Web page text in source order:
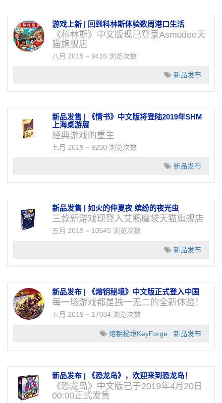
游戏上新 | 回到科林斯体验数周港口生活
《科林斯》中文版现已登录Asmodee天
猫旗舰店
八月 2019 9416 浏览次数
新品发布
新品发售 | 《情书》中文版将登陆2019年SHM
上海桌游展
经典游戏的重生
七月 2019 9200 浏览次数
新品发布
新品发售 | 如火的仲夏夜 缤纷的夜光虫
三款新游戏现登入艾赐魔袋天猫旗舰店
五月 2019 10545 浏览次数
新品发布
新品发布 | 《熔钥秘境》中文版正式登入中国
每一场游戏都是独一无二的全新体验！
五月 2019 17034 浏览次数
熔钥秘境KeyForge 新品发布
新品发布 | 《恐龙岛》，欢迎来到恐龙岛！
《恐龙岛》中文版已于2019年4月20日
00:00正式发售